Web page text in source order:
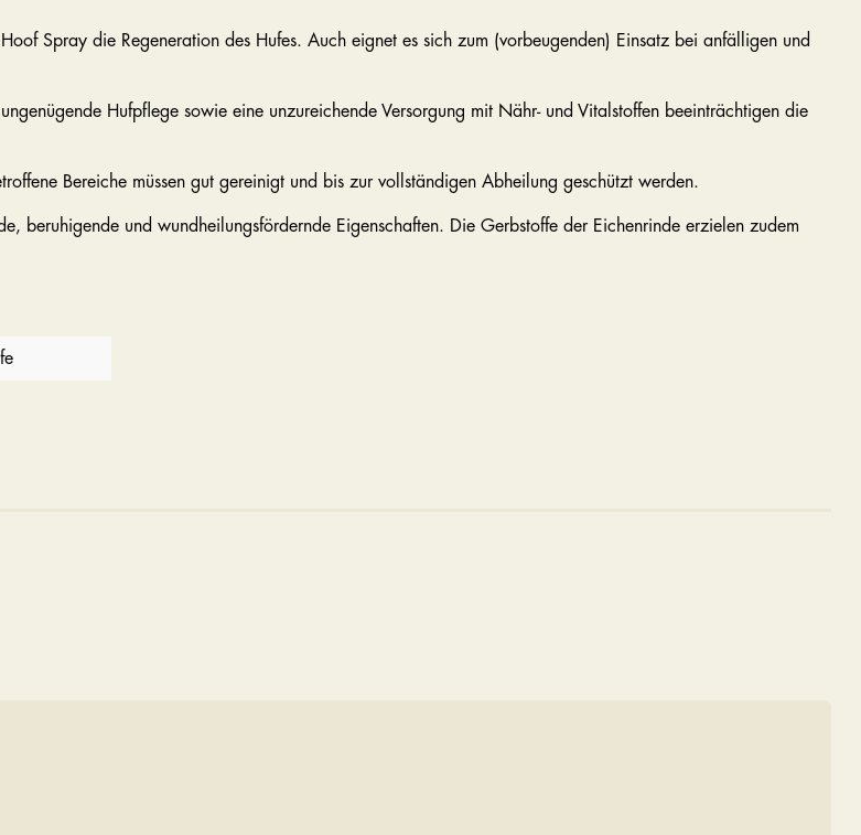
Spray die Regeneration des Hufes. Auch eignet es sich zum (vorbeugenden) Einsatz bei anfälligen und
Hufpflege sowie eine unzureichende Versorgung mit Nähr- und Vitalstoffen beeinträchtigen die
Bereiche müssen gut gereinigt und bis zur vollständigen Abheilung geschützt werden.
beruhigende und wundheilungsfördernde Eigenschaften. Die Gerbstoffe der Eichenrinde erzielen zudem